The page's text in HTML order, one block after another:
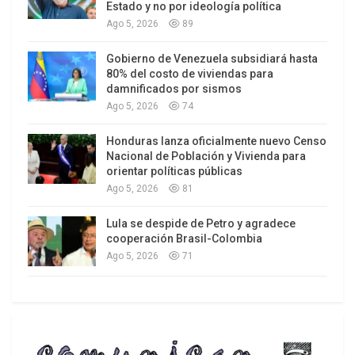
Cambios en competencias y mayores
El informe destaca que “los cambios profundos
que está experimentando el mundo del trabajo
tienen importantes implicaciones para las
necesidades de competencias. Las tecnologías
digitales, incluida la IA, están cambiando la forma
en que se realiza el trabajo, mientras que la
transición hacia economías ambientalmente
sostenibles está transformando los sistemas de
producción y los empleos.” Sin olvidar que, al
mismo tiempo, el envejecimiento de la población
Estado y no por ideología política
Ago 5, 2026 89
Gobierno de Venezuela subsidiará hasta
80% del costo de viviendas para
damnificados por sismos
Ago 5, 2026 74
Honduras lanza oficialmente nuevo Censo
Nacional de Población y Vivienda para
orientar políticas públicas
Ago 5, 2026 81
Lula se despide de Petro y agradece
cooperación Brasil-Colombia
Ago 5, 2026 71